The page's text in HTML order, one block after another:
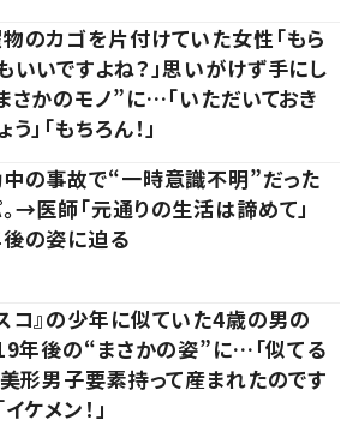
のカゴを片付けていた女性「もら
いいですよね？」思いがけず手にし
さかのモノ”に…「いただいておき
う」「もちろん！」
の事故で“一時意識不明”だった
→医師「元通りの生活は諦めて」
の姿に迫る
コ』の少年に似ていた4歳の男の
年後の“まさかの姿”に…「似てる
美形男子要素持って産まれたのです
イケメン！」